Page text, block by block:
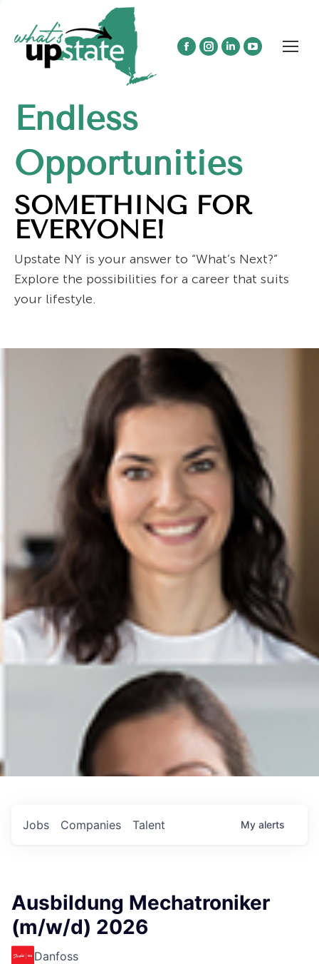
Facebook
window
Instagram
LinkedinYouTube
Endless
Opportunities
SOMETHING FOR
EVERYONE!
Upstate NY is your answer to “What’s Next?”
Explore the possibilities for a career that suits
your lifestyle.
Jobs Companies Talent My alerts
Ausbildung Mechatroniker
(m/w/d) 2026
Danfoss